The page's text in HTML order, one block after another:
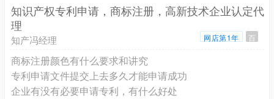
知识产权专利申请，商标注册，高新技术企业认定代
理
知产冯经理 网店第1年 百
商标注册颜色有什么要求和讲究
专利申请文件提交上去多久才能申请成功
企业有没有必要申请专利，有什么好处